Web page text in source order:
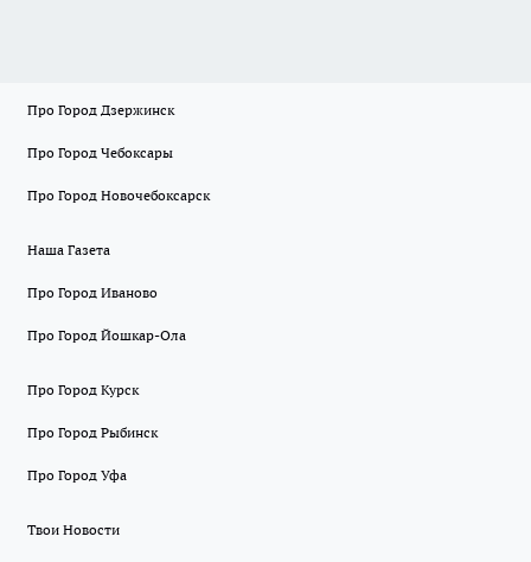
Про Город Дзержинск
Про Город Чебоксары
Про Город Новочебоксарск
Наша Газета
Про Город Иваново
Про Город Йошкар-Ола
Про Город Курск
Про Город Рыбинск
Про Город Уфа
Твои Новости